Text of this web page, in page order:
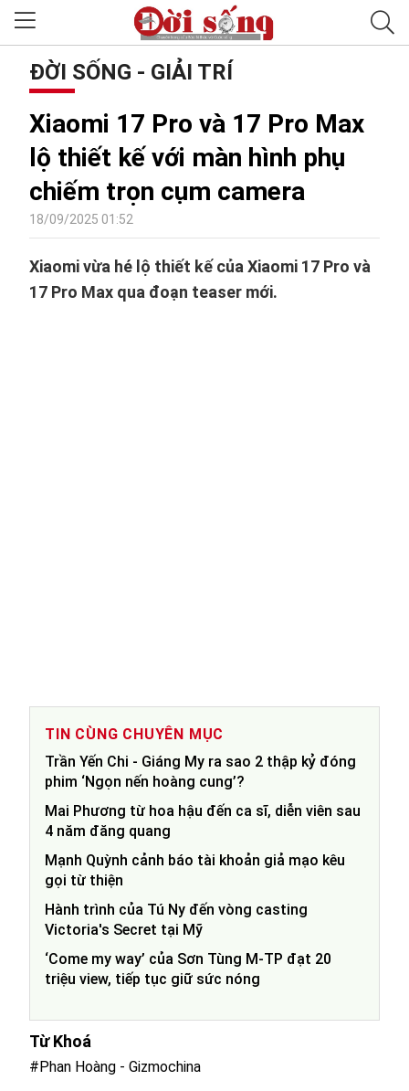
ĐỜI SỐNG - GIẢI TRÍ
Xiaomi 17 Pro và 17 Pro Max
lộ thiết kế với màn hình phụ
chiếm trọn cụm camera
18/09/2025 01:52
Xiaomi vừa hé lộ thiết kế của Xiaomi 17 Pro và
17 Pro Max qua đoạn teaser mới.
TIN CÙNG CHUYÊN MỤC
Trần Yến Chi - Giáng My ra sao 2 thập kỷ đóng
phim ‘Ngọn nến hoàng cung’?
Mai Phương từ hoa hậu đến ca sĩ, diễn viên sau
4 năm đăng quang
Mạnh Quỳnh cảnh báo tài khoản giả mạo kêu
gọi từ thiện
Hành trình của Tú Ny đến vòng casting
Victoria's Secret tại Mỹ
‘Come my way’ của Sơn Tùng M-TP đạt 20
triệu view, tiếp tục giữ sức nóng
Từ Khoá
#Phan Hoàng - Gizmochina